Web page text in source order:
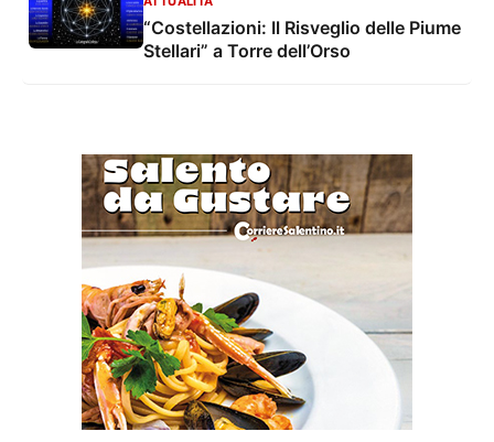
“Costellazioni: Il Risveglio delle Piume
Stellari” a Torre dell’Orso